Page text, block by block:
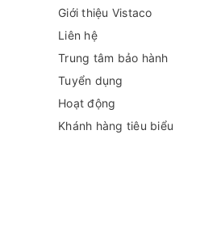
Giới thiệu Vistaco
Liên hệ
Trung tâm bảo hành
Tuyển dụng
Hoạt động
Khánh hàng tiêu biểu